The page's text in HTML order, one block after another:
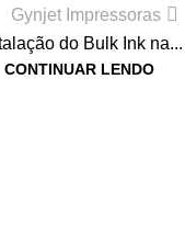
Gynjet Impressoras
do Bulk Ink na...
CONTINUAR LENDO